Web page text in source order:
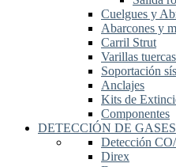
Cuelgues y
Abarcones y
Carril Strut
Varillas
Soportación
Anclajes
Kits de
Componentes
DETECCIÓN DE GASES
Detección
Direx